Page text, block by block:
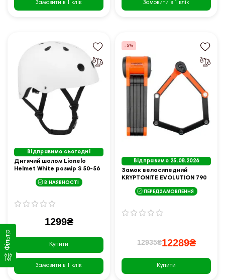
Фільтр
Замовити в 1 клік Замовити в 1 клік
Відправимо сьогодні
Дитячий шолом Lionelo
Helmet White розмір S 50-56
В НАЯВНОСТІ
1299₴
Купити
Замовити в 1 клік
-5%
Відправимо 25.08.2026
Замок велосипедний
KRYPTONITE EVOLUTION 790
помаранчевийПЕРЕДЗАМОВЛЕННЯ
12935₴12289₴
Купити